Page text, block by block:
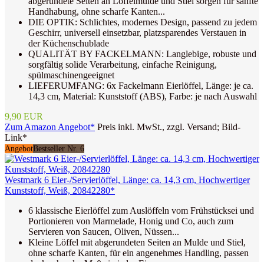
Handhabung, ohne scharfe Kanten...
DIE OPTIK: Schlichtes, modernes Design, passend zu jedem
Geschirr, universell einsetzbar, platzsparendes Verstauen in
der Küchenschublade
QUALITÄT BY FACKELMANN: Langlebige, robuste und
sorgfältig solide Verarbeitung, einfache Reinigung,
spülmaschinengeeignet
LIEFERUMFANG: 6x Fackelmann Eierlöffel, Länge: je ca.
14,3 cm, Material: Kunststoff (ABS), Farbe: je nach Auswahl
9,90 EUR
Zum Amazon Angebot* Preis inkl. MwSt., zzgl. Versand; Bild-
Link*
AngebotBestseller Nr. 6
Westmark 6 Eier-/Servierlöffel, Länge: ca. 14,3 cm, Hochwertiger
Kunststoff, Weiß, 20842280*
6 klassische Eierlöffel zum Auslöffeln vom Frühstücksei und
Portionieren von Marmelade, Honig und Co, auch zum
Servieren von Saucen, Oliven, Nüssen...
Kleine Löffel mit abgerundeten Seiten an Mulde und Stiel,
ohne scharfe Kanten, für ein angenehmes Handling, passen